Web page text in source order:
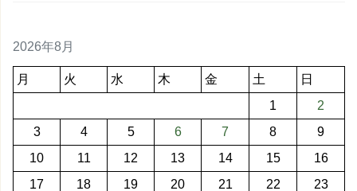
2026年8月
月 火 水 木 金 土
日
1
2
3
4 5 6 7 8
9
10
11 12 13 14 15
16
17
18 19 20 21 22
23